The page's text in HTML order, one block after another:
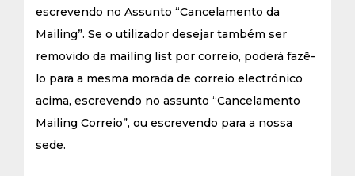
escrevendo no Assunto “Cancelamento da
Mailing”. Se o utilizador desejar também ser
removido da mailing list por correio, poderá fazê-
lo para a mesma morada de correio electrónico
acima, escrevendo no assunto “Cancelamento
Mailing Correio”, ou escrevendo para a nossa
sede.